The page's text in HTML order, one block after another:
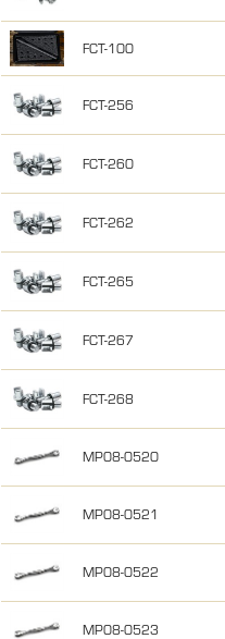
FCT-100
FCT-256
FCT-260
FCT-262
FCT-265
FCT-267
FCT-268
MP08-0520
MP08-0521
MP08-0522
MP08-0523